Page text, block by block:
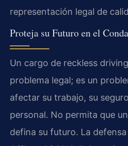
representación legal de
Proteja su Futuro en el
Un cargo de reckless
problema legal; es un
afectar su trabajo, su
personal. No permita que
defina su futuro. La